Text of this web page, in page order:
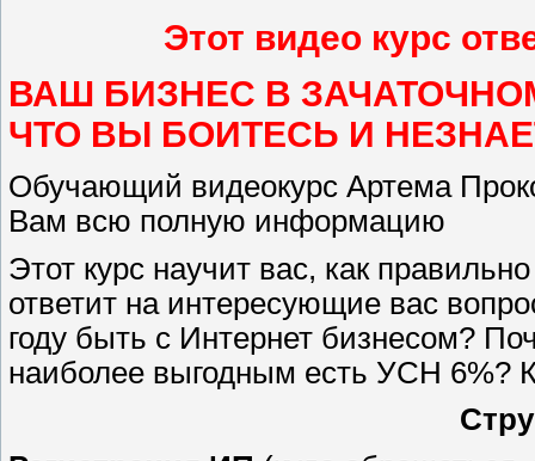
Этот видео курс
ВАШ БИЗНЕС В
ЧТО ВЫ БОИТЕСЬ И
Обучающий видеокурс Артема
Вам всю полную информацию
Этот курс научит вас, как
ответит на интересующие вас
году быть с Интернет бизнесом?
наиболее выгодным есть УСН 6%?